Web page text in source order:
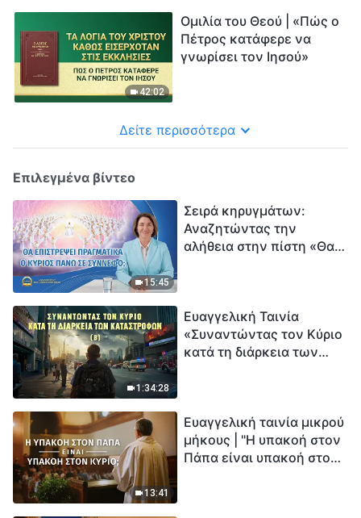
42:02
Ομιλία του Θεού | «Πώς ο
Πέτρος κατάφερε να
γνωρίσει τον Ιησού»
Δείτε περισσότερα
Επιλεγμένα βίντεο
15:45
Σειρά κηρυγμάτων:
Αναζητώντας την
αλήθεια στην πίστη «Θα
1:34:28
Ευαγγελική Ταινία
«Συναντώντας τον Κύριο
κατά τη διάρκεια των
εξαφάνισης». Οι
καταστροφές χτυπούν.
Ξεκινά η αντίστροφη
13:41
Ευαγγελική ταινία μικρού
μήκους | "Η υπακοή στον
Πάπα είναι υπακοή στον